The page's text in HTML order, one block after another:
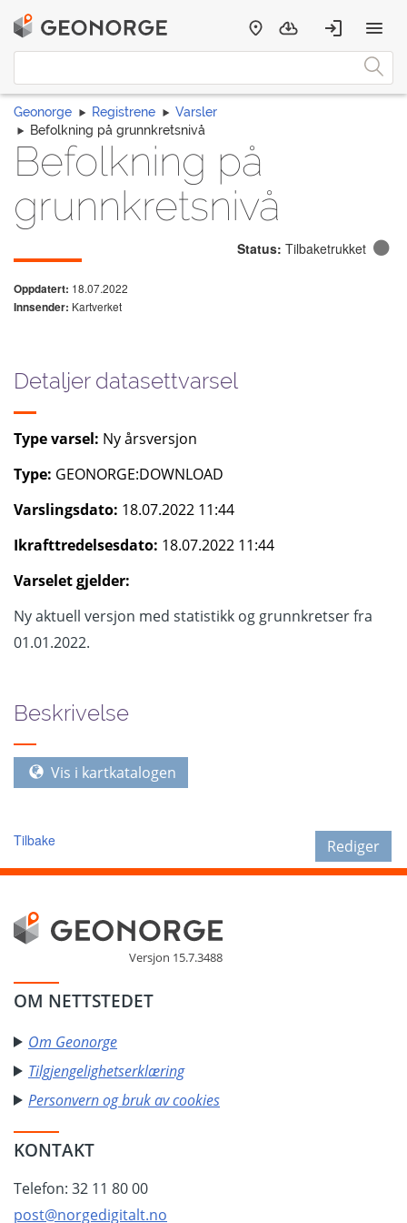
Geonorge Registrene
Varsler
Befolkning på grunnkretsnivå
Befolkning på
grunnkretsnivå
Status: Tilbaketrukket
Oppdatert: 18.07.2022
Innsender: Kartverket
Detaljer datasettvarsel
Type varsel: Ny årsversjon
Type: GEONORGE:DOWNLOAD
Varslingsdato: 18.07.2022 11:44
Ikrafttredelsesdato: 18.07.2022 11:44
Varselet gjelder:
Ny aktuell versjon med statistikk og grunnkretser fra
01.01.2022.
Beskrivelse
Vis i kartkatalogen
Rediger
Tilbake